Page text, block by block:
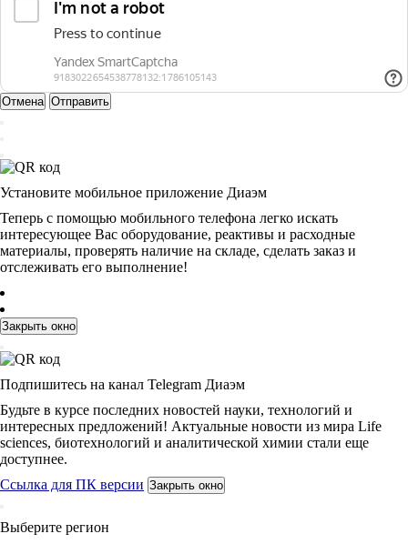
Отмена Отправить
Установите мобильное приложение Диаэм
Теперь с помощью мобильного телефона легко искать
интересующее Вас оборудование, реактивы и расходные
материалы, проверять наличие на складе, сделать заказ и
отслеживать его выполнение!
Закрыть окно
Подпишитесь на канал Telegram Диаэм
Будьте в курсе последних новостей науки, технологий и
интересных предложений! Актуальные новости из мира Life
sciences, биотехнологий и аналитической химии стали еще
доступнее.
Ссылка для ПК версии Закрыть окно
Выберите регион